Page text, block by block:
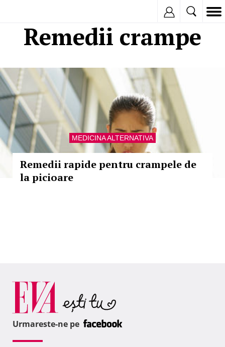
Remedii crampe
MEDICINA ALTERNATIVA
Remedii rapide pentru crampele de
la picioare
Urmareste-ne pe